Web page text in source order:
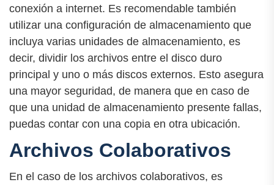
conexión a internet. Es recomendable también
utilizar una configuración de almacenamiento que
incluya varias unidades de almacenamiento, es
decir, dividir los archivos entre el disco duro
principal y uno o más discos externos. Esto asegura
una mayor seguridad, de manera que en caso de
que una unidad de almacenamiento presente fallas,
puedas contar con una copia en otra ubicación.
Archivos Colaborativos
En el caso de los archivos colaborativos, es